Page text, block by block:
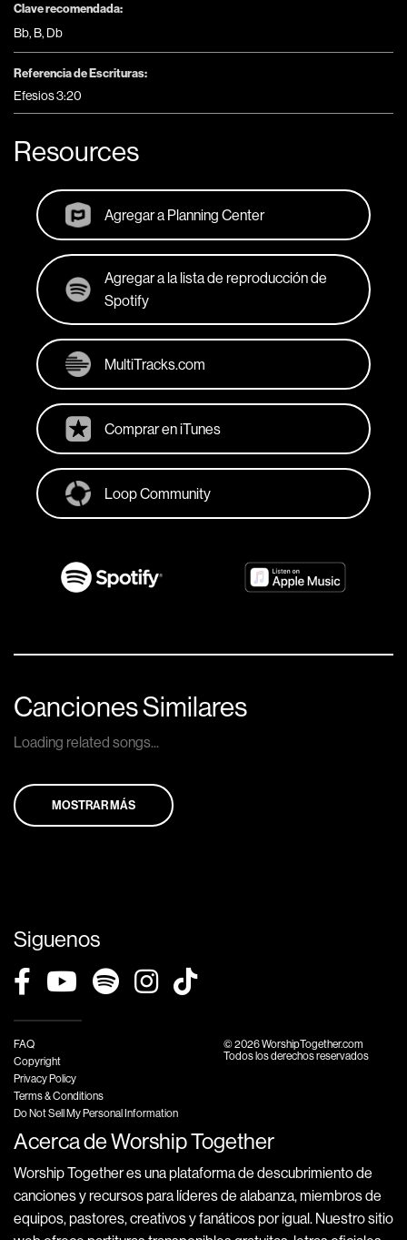
Clave recomendada:
Bb, B, Db
Referencia de Escrituras:
Efesios 3:20
Resources
Agregar a Planning Center
Agregar a la lista de reproducción de
Spotify
MultiTracks.com
Comprar en iTunes
Loop Community
Canciones Similares
Loading related songs...
MOSTRAR MÁS
Siguenos
FAQ
Copyright
Privacy Policy
Terms & Conditions
Do Not Sell My Personal Information
© 2026 WorshipTogether.com
Todos los derechos reservados
Acerca de Worship Together
Worship Together es una plataforma de descubrimiento de
canciones y recursos para líderes de alabanza, miembros de
equipos, pastores, creativos y fanáticos por igual. Nuestro sitio